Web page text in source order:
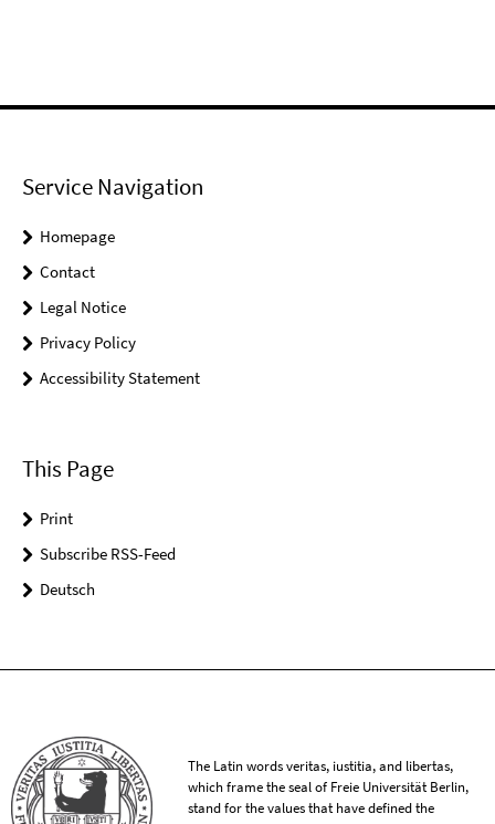
Service Navigation
Homepage
Contact
Legal Notice
Privacy Policy
Accessibility Statement
This Page
Print
Subscribe RSS-Feed
Deutsch
The Latin words veritas, iustitia, and libertas,
which frame the seal of Freie Universität Berlin,
stand for the values that have defined the